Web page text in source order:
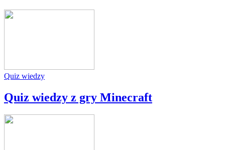
Quiz wiedzy
Quiz wiedzy z gry Minecraft